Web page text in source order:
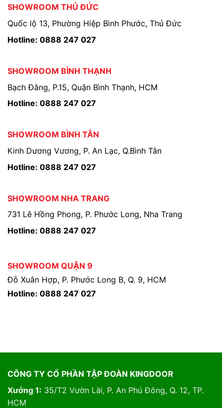
SHOWROOM THỦ ĐỨC
Quốc lộ 13, Phường Hiệp Bình Phước, Thủ Đức
Hotline: 0888 247 027
SHOWROOM BÌNH THẠNH
Bạch Đằng, P.15, Quận Bình Thạnh, HCM
Hotline: 0888 247 027
SHOWROOM BÌNH TÂN
Kinh Dương Vương, P. An Lạc, Q.Bình Tân
Hotline: 0888 247 027
SHOWROOM NHA TRANG
731 Lê Hồng Phong, P. Phước Long, Nha Trang
Hotline: 0888 247 027
SHOWROOM QUẬN 9
Đỗ Xuân Hợp, P. Phước Long B, Q. 9, HCM
Hotline: 0888 247 027
CÔNG TY CỔ PHẦN TẬP ĐOÀN KINGDOOR
Xưởng 1: 35/T2 Vườn Lài, P. An Phú Đông, Q. 12, TP.
HCM